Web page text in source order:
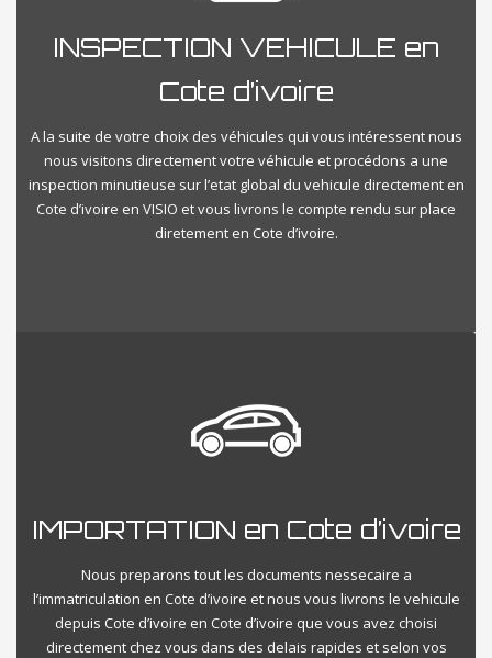
INSPECTION VEHICULE en
Cote d’ivoire
A la suite de votre choix des véhicules qui vous intéressent nous
nous visitons directement votre véhicule et procédons a une
inspection minutieuse sur l’etat global du vehicule directement en
Cote d’ivoire en VISIO et vous livrons le compte rendu sur place
diretement en Cote d’ivoire.
IMPORTATION en Cote d’ivoire
Nous preparons tout les documents nessecaire a
l’immatriculation en Cote d’ivoire et nous vous livrons le vehicule
depuis Cote d’ivoire en Cote d’ivoire que vous avez choisi
directement chez vous dans des delais rapides et selon vos